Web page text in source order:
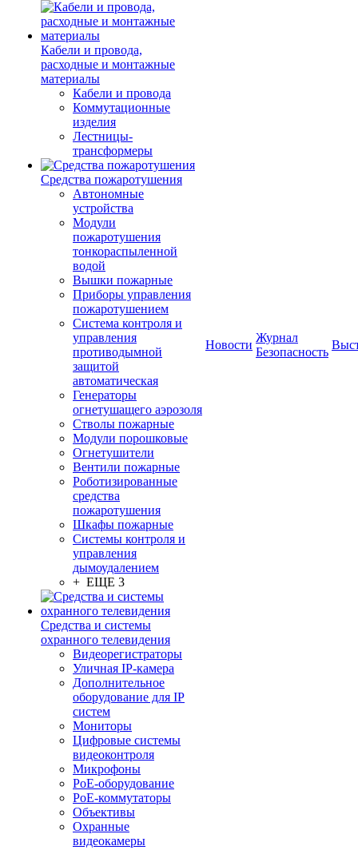
Кабели и провода,
расходные и монтажные
материалы
Кабели и провода
Коммутационные
изделия
Лестницы-
трансформеры
Средства пожаротушения
Автономные
устройства
Модули
пожаротушения
тонкораспыленной
водой
Вышки пожарные
Приборы управления
пожаротушением
Система контроля и
управления
противодымной
защитой
автоматическая
Генераторы
огнетушащего аэрозоля
Стволы пожарные
Модули порошковые
Огнетушители
Вентили пожарные
Роботизированные
средства
пожаротушения
Шкафы пожарные
Системы контроля и
управления
дымоудалением
+ ЕЩЕ 3
Средства и системы
охранного телевидения
Видеорегистраторы
Уличная IP-камера
Дополнительное
оборудование для IP
систем
Мониторы
Цифровые системы
видеоконтроля
Микрофоны
PoE-оборудование
PoE-коммутаторы
Объективы
Охранные
видеокамеры
Новости
Журнал
Безопасность